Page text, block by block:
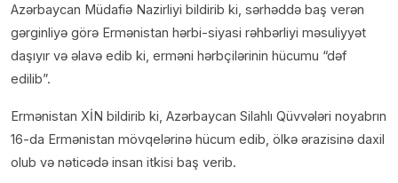
Azərbaycan Müdafiə Nazirliyi bildirib ki, sərhəddə baş verən
gərginliyə görə Ermənistan hərbi-siyasi rəhbərliyi məsuliyyət
daşıyır və əlavə edib ki, erməni hərbçilərinin hücumu “dəf
edilib”.
Ermənistan XİN bildirib ki, Azərbaycan Silahlı Qüvvələri noyabrın
16-da Ermənistan mövqelərinə hücum edib, ölkə ərazisinə daxil
olub və nəticədə insan itkisi baş verib.